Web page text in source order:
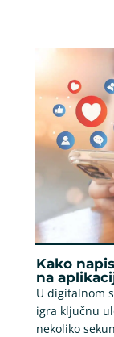
Kako
na
U digitalnom
igra ključnu
nekoliko